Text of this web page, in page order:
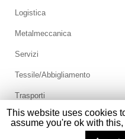
Logistica
Metalmeccanica
Servizi
Tessile/Abbigliamento
Trasporti
This website uses cookies
assume you're ok with